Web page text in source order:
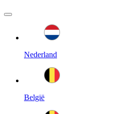
Nederland
België